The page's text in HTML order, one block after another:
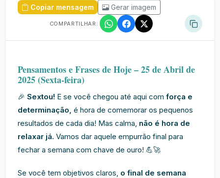
Copiar mensagem Gerar imagem
COMPARTILHAR:
Pensamentos e Frases de Hoje – 25 de Abril de
2025 (Sexta-feira)
🎉 Sextou! E se você chegou até aqui com força e
determinação, é hora de comemorar os pequenos
resultados de cada dia! Mas calma, não é hora de
relaxar já. Vamos dar aquele empurrão final para
fechar a semana com chave de ouro! 💪🚀
Se você tem objetivos claros, o final de semana